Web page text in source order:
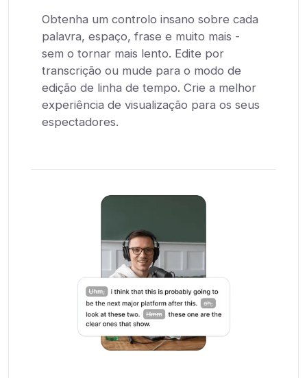
Obtenha um controlo insano sobre cada
palavra, espaço, frase e muito mais -
sem o tornar mais lento. Edite por
transcrição ou mude para o modo de
edição de linha de tempo. Crie a melhor
experiência de visualização para os seus
espectadores.